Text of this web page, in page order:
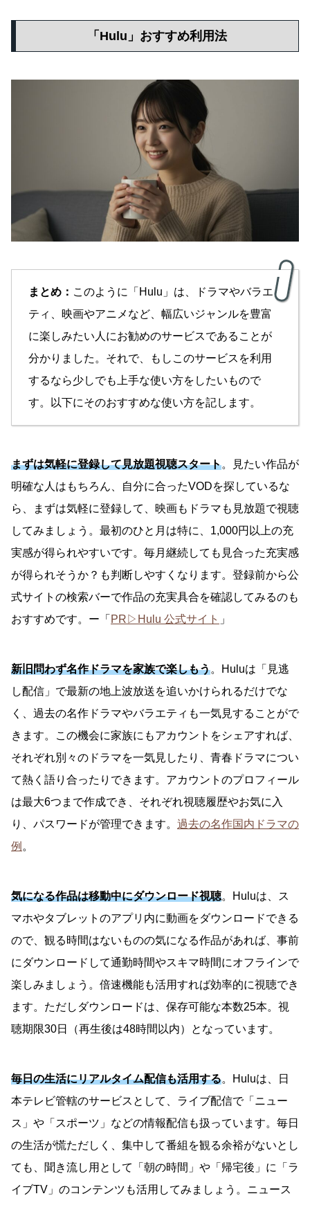
「Hulu」おすすめ利用法
まとめ： このように「Hulu」は、ドラマやバラエ
ティ、映画やアニメなど、幅広いジャンルを豊富
に楽しみたい人にお勧めのサービスであることが
分かりました。それで、もしこのサービスを利用
するなら少しでも上手な使い方をしたいもので
す。以下にそのおすすめな使い方を記します。
まずは気軽に登録して見放題視聴スタート。見たい作品が
明確な人はもちろん、自分に合ったVODを探しているな
ら、まずは気軽に登録して、映画もドラマも見放題で視聴
してみましょう。最初のひと月は特に、1,000円以上の充
実感が得られやすいです。毎月継続しても見合った充実感
が得られそうか？も判断しやすくなります。登録前から公
式サイトの検索バーで作品の充実具合を確認してみるのも
おすすめです。ー「 PR▷Hulu 公式サイト 」
新旧問わず名作ドラマを家族で楽しもう。Huluは「見逃
し配信」で最新の地上波放送を追いかけられるだけでな
く、過去の名作ドラマやバラエティも一気見することがで
きます。この機会に家族にもアカウントをシェアすれば、
それぞれ別々のドラマを一気見したり、青春ドラマについ
て熱く語り合ったりできます。アカウントのプロフィール
は最大6つまで作成でき、それぞれ視聴履歴やお気に入
り、パスワードが管理できます。 過去の名作国内ドラマの
例 。
気になる作品は移動中にダウンロード視聴。Huluは、ス
マホやタブレットのアプリ内に動画をダウンロードできる
ので、観る時間はないものの気になる作品があれば、事前
にダウンロードして通勤時間やスキマ時間にオフラインで
楽しみましょう。倍速機能も活用すれば効率的に視聴でき
ます。ただしダウンロードは、保存可能な本数25本。視
聴期限30日（再生後は48時間以内）となっています。
毎日の生活にリアルタイム配信も活用する。Huluは、日
本テレビ管轄のサービスとして、ライブ配信で「ニュー
ス」や「スポーツ」などの情報配信も扱っています。毎日
の生活が慌ただしく、集中して番組を観る余裕がないとし
ても、聞き流し用として「朝の時間」や「帰宅後」に「ラ
イブTV」のコンテンツも活用してみましょう。ニュース